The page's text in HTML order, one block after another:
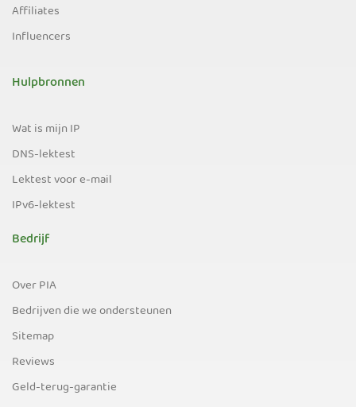
Affiliates
Influencers
Hulpbronnen
Wat is mijn IP
DNS-lektest
Lektest voor e-mail
IPv6-lektest
Bedrijf
Over PIA
Bedrijven die we ondersteunen
Sitemap
Reviews
Geld-terug-garantie